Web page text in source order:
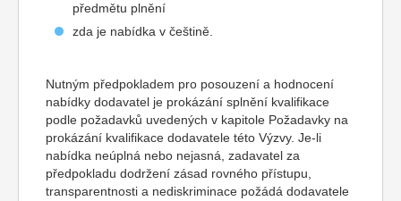
předmětu plnění
zda je nabídka v češtině.
Nutným předpokladem pro posouzení a hodnocení
nabídky dodavatel je prokázání splnění kvalifikace
podle požadavků uvedených v kapitole Požadavky na
prokázání kvalifikace dodavatele této Výzvy. Je-li
nabídka neúplná nebo nejasná, zadavatel za
předpokladu dodržení zásad rovného přístupu,
transparentnosti a nediskriminace požádá dodavatele